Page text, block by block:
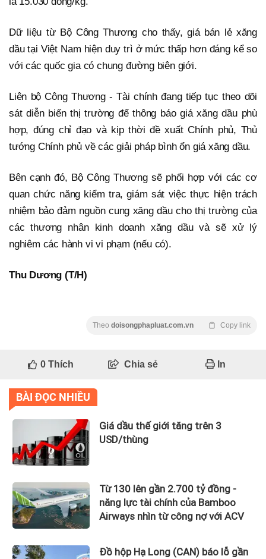
Dữ liệu từ Bộ Công Thương cho thấy, giá bán lẻ xăng
dầu tại Việt Nam hiện duy trì ở mức thấp hơn đáng kể so
với các quốc gia có chung đường biên giới.
Liên bộ Công Thương - Tài chính đang tiếp tục theo dõi
sát diễn biến thị trường để thông báo giá xăng dầu phù
hợp, đúng chỉ đạo và kịp thời đề xuất Chính phủ, Thủ
tướng Chính phủ về các giải pháp bình ổn giá xăng dầu.
Bên cạnh đó, Bộ Công Thương sẽ phối hợp với các cơ
quan chức năng kiểm tra, giám sát việc thực hiện trách
nhiệm bảo đảm nguồn cung xăng dầu cho thị trường của
các thương nhân kinh doanh xăng dầu và sẽ xử lý
nghiêm các hành vi vi phạm (nếu có).
Thu Dương (T/H)
Theo doisongphapluat.com.vn Copy link
0Thích Chia sẻ In
BÀI ĐỌC NHIỀU
Giá dầu thế giới tăng trên 3
USD/thùng
Từ 130 lên gần 2.700 tỷ đồng -
năng lực tài chính của Bamboo
Airways nhìn từ công nợ với ACV
Đồ hộp Hạ Long (CAN) báo lỗ gần